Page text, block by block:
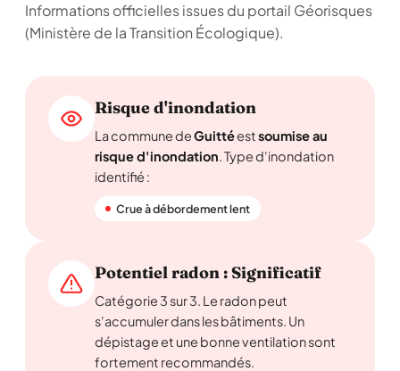
Informations officielles issues du portail Géorisques
(Ministère de la Transition Écologique).
Risque d'inondation
La commune deGuittéestsoumise au
risque d'inondation. Type d'inondation
identifié :
Crue à débordement lent
Potentiel radon : Significatif
Catégorie 3 sur 3. Le radon peut
s'accumuler dans les bâtiments. Un
dépistage et une bonne ventilation sont
fortement recommandés.